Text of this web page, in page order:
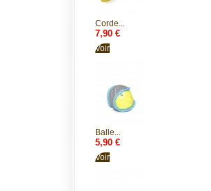
Corde...
7,90 €
Voir
Balle...
5,90 €
Voir